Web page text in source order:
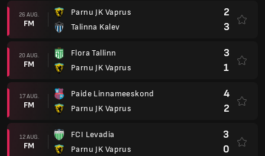
26 AUG.
FM
Parnu JK Vaprus
Talinna Kalev
2
3
20 AUG.
FM
Flora Tallinn
Parnu JK Vaprus
3
1
17 AUG.
FM
Paide Linnameeskond
Parnu JK Vaprus
4
2
12 AUG.
FM
FCI Levadia
Parnu JK Vaprus
3
0